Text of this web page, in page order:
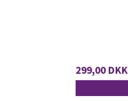
299,00 DKK